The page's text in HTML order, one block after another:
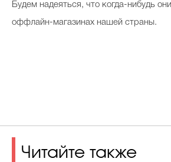
Будем надеяться, что когда-нибудь
оффлайн-магазинах нашей страны.
Читайте также